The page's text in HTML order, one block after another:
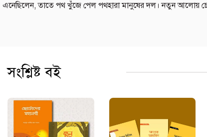
এনেছিলেন, তাতে পথ খুঁজে পেল পথহারা মানুষের দল। নতুন আলোয়
সংশ্লিষ্ট বই